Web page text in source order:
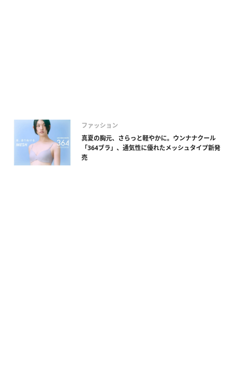
ファッション
真夏の胸元、さらっと軽やかに。ウンナナクール
「364ブラ」、通気性に優れたメッシュタイプ新発
売